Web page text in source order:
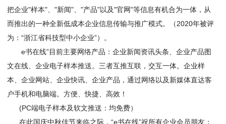
把企业"样本"、"新闻"、"产品"以及"官网"等信息有机合为一体，从
而推出的一种全新低成本企业信息传输与推广模式。（2020年被评
为：“浙江省科技型中小企业”）。
e书在线”目前主要网络产品：企业新闻资讯头条、企业产品图
文在线、企业电子样本推送。三者互推互联，交互一体。企业样
本、企业网站、企业快讯、企业产品，通过网络以及新媒体直达客
户手机和电脑端。方便、快捷、高效！
(PC端电子样本及软文推送：均免费）
在此国庆中秋佳节来临之际，“e书在线”祝所有企业会员朋友：